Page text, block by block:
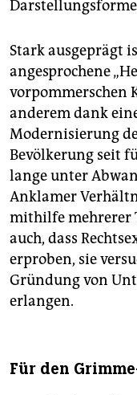
Stark ausgeprägt
angesprochene
vorpommerschen
anderem dank
Modernisierung
Bevölkerung seit
lange unter
Anklamer
mithilfe mehrerer
auch, dass
erproben, sie
Gründung von
erlangen.
Für den